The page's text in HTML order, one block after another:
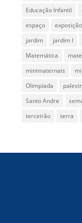
Educação Infantil
espaço
exposição
jardim
jardim I
Matemática
minimaternais
Olimpíada
Santo Andre
terceirão
terra